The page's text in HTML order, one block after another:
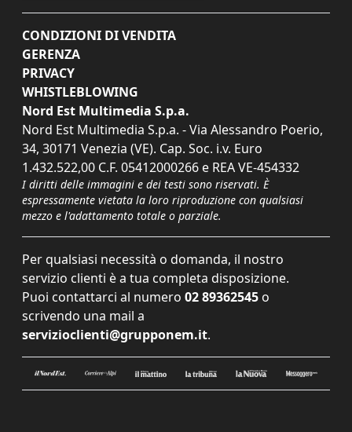
CONDIZIONI DI VENDITA
GERENZA
PRIVACY
WHISTLEBLOWING
Nord Est Multimedia S.p.a.
Nord Est Multimedia S.p.a. - Via Alessandro Poerio,
34, 30171 Venezia (VE). Cap. Soc. i.v. Euro
1.432.522,00 C.F. 05412000266 e REA VE-454332
I diritti delle immagini e dei testi sono riservati. È
espressamente vietata la loro riproduzione con qualsiasi
mezzo e l'adattamento totale o parziale.
Per qualsiasi necessità o domanda, il nostro
servizio clienti è a tua completa disposizione.
Puoi contattarci al numero 02 89362545 o
scrivendo una mail a
servizioclienti@grupponem.it.